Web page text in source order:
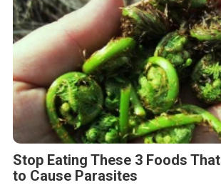
Stop Eating These 3 Foods
to Cause Parasites